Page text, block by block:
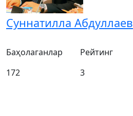
Суннатилла Абдуллаев
Баҳолаганлар
172
Рейтинг
3